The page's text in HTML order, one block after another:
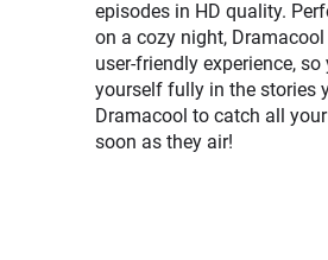
episodes in HD quality.
on a cozy night,
user-friendly experience,
yourself fully in the stories
Dramacool to catch all
soon as they air!